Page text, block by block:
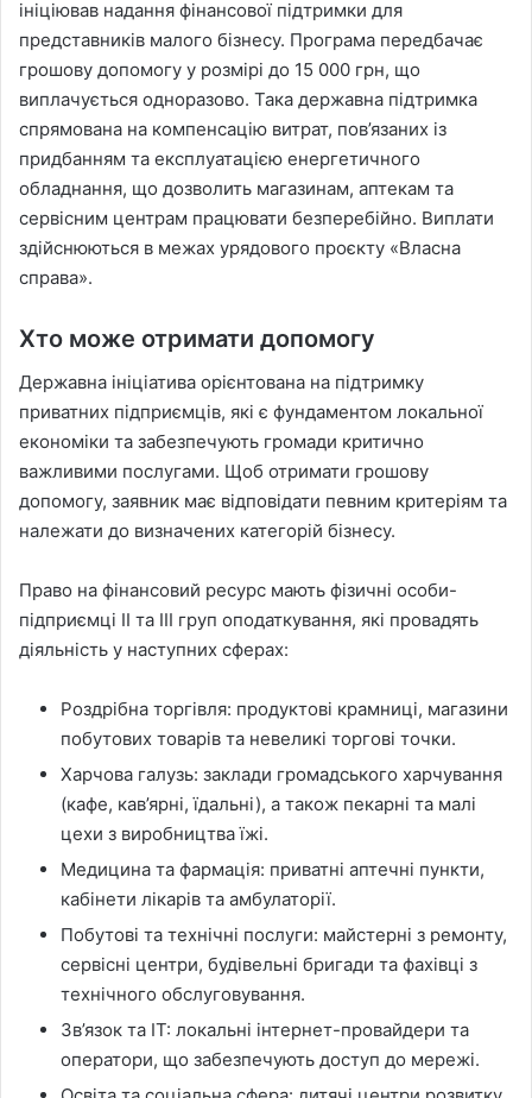
ініціював надання фінансової підтримки для
представників малого бізнесу. Програма передбачає
грошову допомогу у розмірі до 15 000 грн, що
виплачується одноразово. Така державна підтримка
спрямована на компенсацію витрат, пов’язаних із
придбанням та експлуатацією енергетичного
обладнання, що дозволить магазинам, аптекам та
сервісним центрам працювати безперебійно. Виплати
здійснюються в межах урядового проєкту «Власна
справа».
Хто може отримати допомогу
Державна ініціатива орієнтована на підтримку
приватних підприємців, які є фундаментом локальної
економіки та забезпечують громади критично
важливими послугами. Щоб отримати грошову
допомогу, заявник має відповідати певним критеріям та
належати до визначених категорій бізнесу.
Право на фінансовий ресурс мають фізичні особи-
підприємці II та III груп оподаткування, які провадять
діяльність у наступних сферах:
Роздрібна торгівля: продуктові крамниці, магазини
побутових товарів та невеликі торгові точки.
Харчова галузь: заклади громадського харчування
(кафе, кав’ярні, їдальні), а також пекарні та малі
цехи з виробництва їжі.
Медицина та фармація: приватні аптечні пункти,
кабінети лікарів та амбулаторії.
Побутові та технічні послуги: майстерні з ремонту,
сервісні центри, будівельні бригади та фахівці з
технічного обслуговування.
Зв’язок та ІТ: локальні інтернет-провайдери та
оператори, що забезпечують доступ до мережі.